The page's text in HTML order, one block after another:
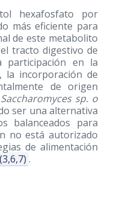
hexafosfato por
más eficiente para
de este metabolito
tracto digestivo de
participación en la
la incorporación de
de origen
Saccharomyces sp. o
ser una alternativa
balanceados para
no está autorizado
de alimentación
(3,6,7) .